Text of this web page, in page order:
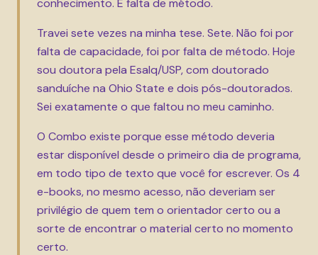
conhecimento. É falta de método.
Travei sete vezes na minha tese. Sete. Não foi por
falta de capacidade, foi por falta de método. Hoje
sou doutora pela Esalq/USP, com doutorado
sanduíche na Ohio State e dois pós-doutorados.
Sei exatamente o que faltou no meu caminho.
O Combo existe porque esse método deveria
estar disponível desde o primeiro dia de programa,
em todo tipo de texto que você for escrever. Os 4
e-books, no mesmo acesso, não deveriam ser
privilégio de quem tem o orientador certo ou a
sorte de encontrar o material certo no momento
certo.